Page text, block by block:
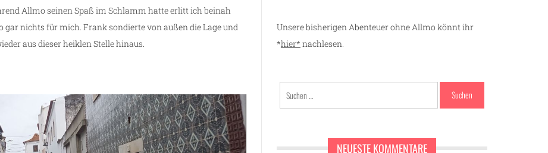
Allmo seinen Spaß im Schlamm hatte erlitt ich beinah
nichts für mich. Frank sondierte von außen die Lage und
aus dieser heiklen Stelle hinaus.
Unsere bisherigen Abenteuer ohne Allmo könnt ihr
*hier* nachlesen.
Suchen
nach:
NEUESTE KOMMENTARE